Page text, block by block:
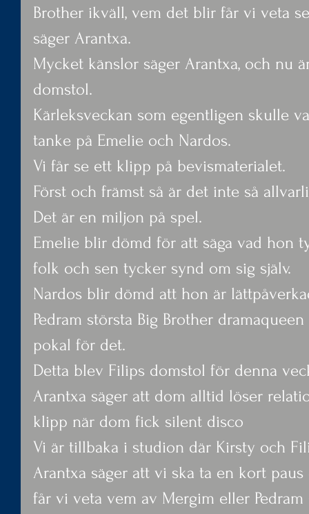
Brother ikväll, vem det blir får vi veta
säger Arantxa.
Mycket känslor säger Arantxa, och nu
domstol.
Kärleksveckan som egentligen skulle
tanke på Emelie och Nardos.
Vi får se ett klipp på bevismaterialet.
Först och främst så är det inte så
Det är en miljon på spel.
Emelie blir dömd för att säga vad hon
folk och sen tycker synd om sig själv.
Nardos blir dömd att hon är
Pedram största Big Brother
pokal för det.
Detta blev Filips domstol för denna
Arantxa säger att dom alltid löser
klipp när dom fick silent disco
Vi är tillbaka i studion där Kirsty och
Arantxa säger att vi ska ta en kort
får vi veta vem av Mergim eller